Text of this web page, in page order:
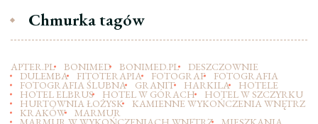
Chmurka tagów
APTER.PL BONIMED BONIMED.PL DESZCZOWNIE
DULEMBA FITOTERAPIA FOTOGRAF FOTOGRAFIA
FOTOGRAFIA ŚLUBNA GRANIT HARKILA HOTELE
HOTEL ELBRUS HOTEL W GÓRACH HOTEL W SZCZYRKU
HURTOWNIA ŁOŻYSK KAMIENNE WYKOŃCZENIA WNĘTRZ
KRAKÓW MARMUR